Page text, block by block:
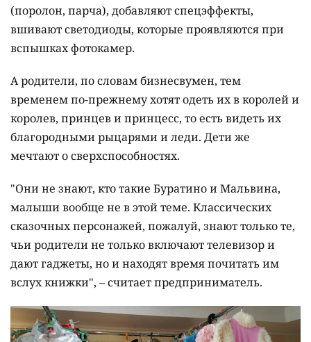
(поролон, парча), добавляют спецэффекты,
вшивают светодиоды, которые проявляются при
вспышках фотокамер.
А родители, по словам бизнесвумен, тем
временем по-прежнему хотят одеть их в королей и
королев, принцев и принцесс, то есть видеть их
благородными рыцарями и леди. Дети же
мечтают о сверхспособностях.
"Они не знают, кто такие Буратино и Мальвина,
малыши вообще не в этой теме. Классических
сказочных персонажей, пожалуй, знают только те,
чьи родители не только включают телевизор и
дают гаджеты, но и находят время почитать им
вслух книжки", – считает предприниматель.